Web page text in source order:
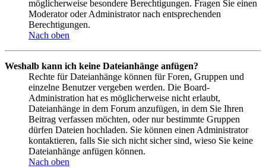
möglicherweise besondere Berechtigungen. Fragen Sie einen
Moderator oder Administrator nach entsprechenden
Berechtigungen.
Nach oben
Weshalb kann ich keine Dateianhänge anfügen?
Rechte für Dateianhänge können für Foren, Gruppen und
einzelne Benutzer vergeben werden. Die Board-
Administration hat es möglicherweise nicht erlaubt,
Dateianhänge in dem Forum anzufügen, in dem Sie Ihren
Beitrag verfassen möchten, oder nur bestimmte Gruppen
dürfen Dateien hochladen. Sie können einen Administrator
kontaktieren, falls Sie sich nicht sicher sind, wieso Sie keine
Dateianhänge anfügen können.
Nach oben